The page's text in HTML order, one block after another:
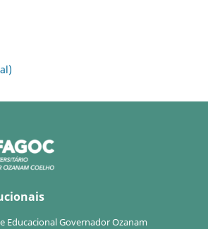
Educacional Governador Ozanam